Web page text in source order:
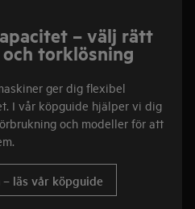
– välj rätt
torklösning
ger dig flexibel
I vår köpguide hjälper vi dig
och modeller för att
läs vår köpguide